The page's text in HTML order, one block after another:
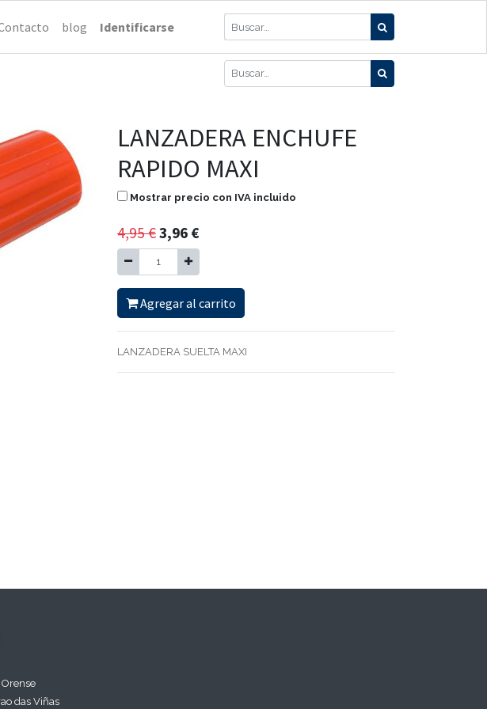
blog Identificarse
LANZADERA ENCHUFE
RAPIDO MAXI
Mostrar precio con IVA incluido
4,95€3,96 €
Agregar al carrito
LANZADERA SUELTA MAXI
das Viñas